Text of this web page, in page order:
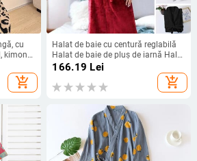
cu
kimono,
rochie
add_shopping_cart
Halat de baie cu centură reglabilă
Halat de baie de pluș de iarnă Halat
de baie unisex confortabil de iarnă,
gros absorbant de apă caldă, cu
design cu șireturi lung
166.19 Lei
add_shopping_cart